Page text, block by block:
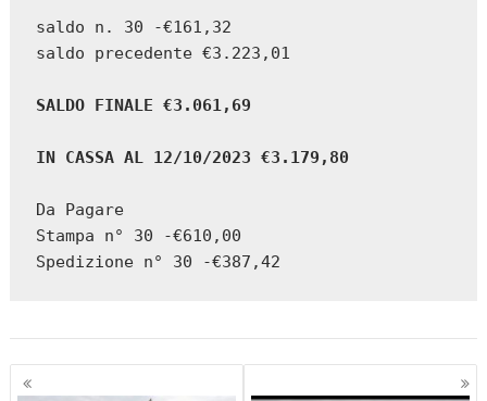
saldo n. 30 -€161,32
saldo precedente €3.223,01
SALDO FINALE €3.061,69
IN CASSA AL 12/10/2023 €3.179,80
Da Pagare
Stampa n° 30 -€610,00
Spedizione n° 30 -€387,42
Navigazione